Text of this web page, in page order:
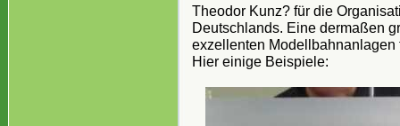
Theodor Kunz? für die
Deutschlands. Eine dermaßen
exzellenten
Hier einige Beispiele: